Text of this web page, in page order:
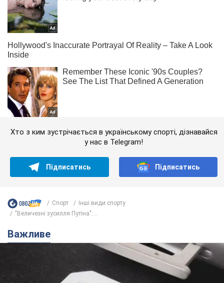
Хто з ким зустрічається в українському спорті, дізнавайся
у нас в Telegram!
Підписатись Підписатись
Спорт
Інші види спорту
"Величезні зусилля Путіна":...
Важливе